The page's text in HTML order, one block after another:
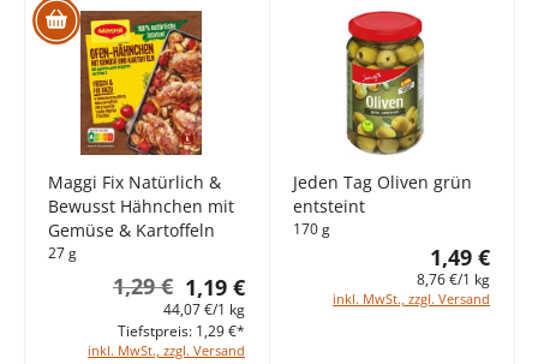
Maggi Fix Natürlich &
Bewusst Hähnchen mit
Gemüse & Kartoffeln
27 g
1,19 €
1,29 €
44,07 €/1 kg
inkl. MwSt., zzgl. Versand
Tiefstpreis: 1,29 €*
Jeden Tag Oliven grün
entsteint
170 g
1,49 €
8,76 €/1 kg
inkl. MwSt., zzgl. Versand